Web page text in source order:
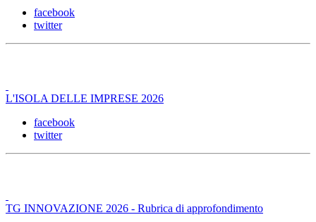
facebook
twitter
L'ISOLA DELLE IMPRESE 2026
facebook
twitter
TG INNOVAZIONE 2026 - Rubrica di approfondimento